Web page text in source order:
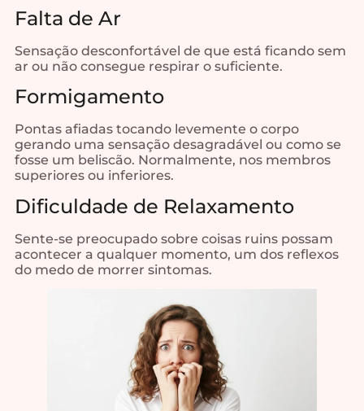
Falta de Ar
Sensação desconfortável de que está ficando sem
ar ou não consegue respirar o suficiente.
Formigamento
Pontas afiadas tocando levemente o corpo
gerando uma sensação desagradável ou como se
fosse um beliscão. Normalmente, nos membros
superiores ou inferiores.
Dificuldade de Relaxamento
Sente-se preocupado sobre coisas ruins possam
acontecer a qualquer momento, um dos reflexos
do medo de morrer sintomas.